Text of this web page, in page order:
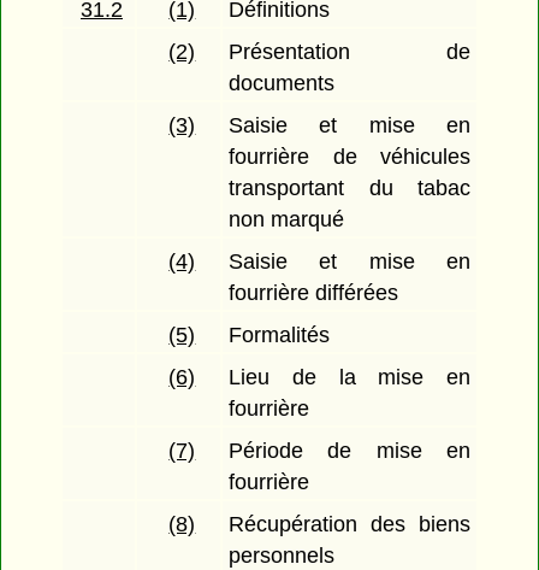
31.2 (1)
Définitions
(2)
Présentation de
documents
(3)
Saisie et mise en
fourrière de véhicules
transportant du tabac
non marqué
(4)
Saisie et mise en
fourrière différées
(5)
Formalités
(6)
Lieu de la mise en
fourrière
(7)
Période de mise en
fourrière
(8)
Récupération des biens
personnels